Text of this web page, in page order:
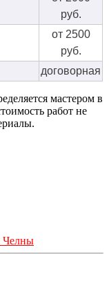
руб.
от 2500
руб.
договорная
мастером в
работ не
Челны